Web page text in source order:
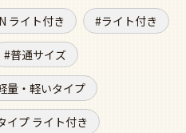
ライト付き ライト付き
普通サイズ
量・軽いタイプ
イプ ライト付き